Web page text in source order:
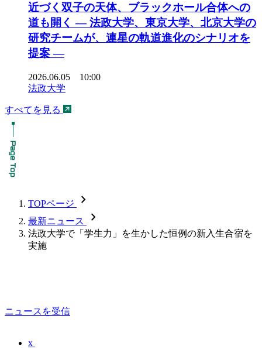
近づく双子の天体、ブラックホール合体への
道も開く ― 法政大学、東京大学、北京大学の
研究チームが、連星の軌道進化のシナリオを
提案 ―
2026.06.05 10:00
法政大学
すべてを見る
TOPページ chevron_forward
最新ニュース chevron_forward
法政大学で「学生力」を生かした恒例の新入生合宿を
実施
ニュースを受信
x